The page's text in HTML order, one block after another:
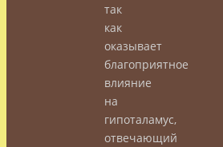
так
как
оказывает
благоприятное
влияние
на
гипоталамус,
отвечающий